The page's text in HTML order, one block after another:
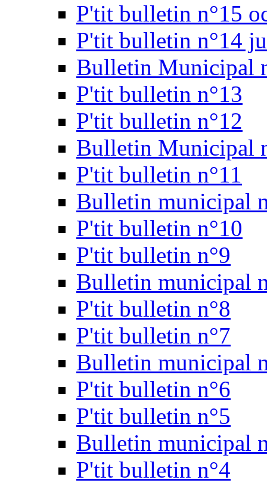
P'tit bulletin n°15
P'tit bulletin n°14
Bulletin Municipal
P'tit bulletin n°13
P'tit bulletin n°12
Bulletin Municipal
P'tit bulletin n°11
Bulletin municipal
P'tit bulletin n°10
P'tit bulletin n°9
Bulletin municipal
P'tit bulletin n°8
P'tit bulletin n°7
Bulletin municipal
P'tit bulletin n°6
P'tit bulletin n°5
Bulletin municipal
P'tit bulletin n°4